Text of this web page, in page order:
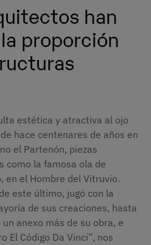
han
proporción
estética y atractiva al ojo
hace centenares de años en
el Partenón, piezas
como la famosa ola de
en el Hombre del Vitruvio.
este último, jugó con la
de sus creaciones, hasta
anexo más de su obra, e
El Código Da Vinci”, nos